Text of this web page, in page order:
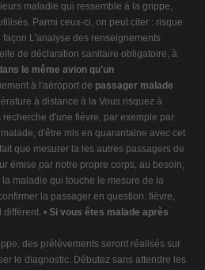
maladie qui ressemble à la grippe,
Parmi ceux-ci, on peut citer : risque
L'analyse des renseignements
de déclaration sanitaire obligatoire, à
le même avion qu'un
à l'aéroport de passager malade
à distance à la Vous risquez à
recherche d'une fièvre, par exemple par
d'être mis en quarantaine avec cet
que mesurer la les autres passagers de
émise par notre propre corps, au besoin,
maladie qui touche le mesure de la
la passager en question. fièvre,
• Si vous êtes malade après
des prélèvements seront réalisés sur
le diagnostic. Débutez sans attendre les